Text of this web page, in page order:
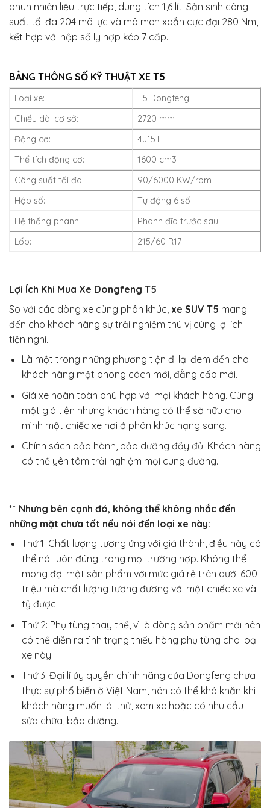
phun nhiên liệu trực tiếp, dung tích 1,6 lít. Sản sinh công
suất tối đa 204 mã lực và mô men xoắn cực đại 280 Nm,
kết hợp với hộp số ly hợp kép 7 cấp.
BẢNG THÔNG SỐ KỸ THUẬT XE T5
Loại xe:
T5 Dongfeng
Chiều dài cơ sở:
2720 mm
Động cơ:
4J15T
Thể tích động cơ:
1600 cm3
Công suất tối đa:
90/6000 KW/rpm
Hộp số:
Tự động 6 số
Hệ thống phanh:
Phanh đĩa trước sau
Lốp:
215/60 R17
Lợi Ích Khi Mua Xe Dongfeng T5
So với các dòng xe cùng phân khúc, xe SUV T5 mang
đến cho khách hàng sự trải nghiệm thú vị cùng lợi ích
tiện nghi.
Là một trong những phương tiện đi lại đem đến cho
khách hàng một phong cách mới, đẳng cấp mới.
Giá xe hoàn toàn phù hợp với mọi khách hàng. Cùng
một giá tiền nhưng khách hàng có thể sở hữu cho
mình một chiếc xe hơi ở phân khúc hạng sang.
Chính sách bảo hành, bảo dưỡng đầy đủ. Khách hàng
có thể yên tâm trải nghiệm mọi cung đường.
** Nhưng bên cạnh đó, không thể không nhắc đến
những mặt chưa tốt nếu nói đến loại xe này:
Thứ 1: Chất lượng tương ứng với giá thành, điều này có
thể nói luôn đúng trong mọi trường hợp. Không thể
mong đợi một sản phẩm với mức giá rẻ trên dưới 600
triệu mà chất lượng tương đương với một chiếc xe vài
tỷ được.
Thứ 2: Phụ tùng thay thế, vì là dòng sản phẩm mới nên
có thể diễn ra tình trạng thiếu hàng phụ tùng cho loại
xe này.
Thứ 3: Đại lí ủy quyền chính hãng của Dongfeng chưa
thực sự phổ biến ở Việt Nam, nên có thể khó khăn khi
khách hàng muốn lái thử, xem xe hoặc có nhu cầu
sửa chữa, bảo dưỡng.